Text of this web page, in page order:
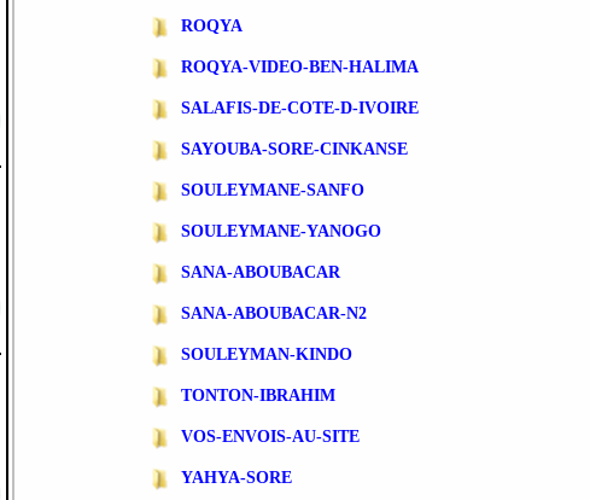
ROQYA
ROQYA-VIDEO-BEN-HALIMA
SALAFIS-DE-COTE-D-IVOIRE
SAYOUBA-SORE-CINKANSE
SOULEYMANE-SANFO
SOULEYMANE-YANOGO
SANA-ABOUBACAR
SANA-ABOUBACAR-N2
SOULEYMAN-KINDO
TONTON-IBRAHIM
VOS-ENVOIS-AU-SITE
YAHYA-SORE